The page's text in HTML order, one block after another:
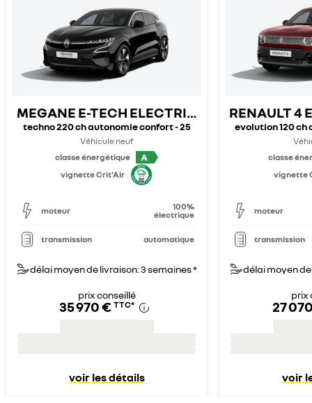
MEGANE E-TECH ELECTRIQUE
techno 220 ch autonomie confort - 25
Véhicule neuf
classe énergétique
A
vignette Crit'Air
moteur
100%
électrique
transmission automatique
délai moyen de livraison: 3 semaines *
prix conseillé
35 970 € TTC*
voir les détails
RENAULT 4
evolution 120 ch
classe
vignette
moteur
transmission
délai moyen
prix
27
voir